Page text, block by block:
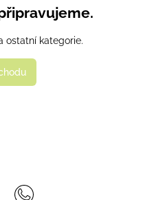
ostatní kategorie.
Instagram